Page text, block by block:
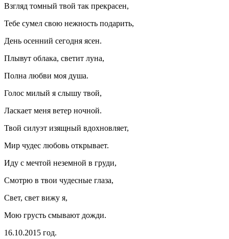
Взгляд томный твой так прекрасен,
Тебе сумел свою нежность подарить,
День осенний сегодня ясен.
Плывут облака, светит луна,
Полна любви моя душа.
Голос милый я слышу твой,
Ласкает меня ветер ночной.
Твой силуэт изящный вдохновляет,
Мир чудес любовь открывает.
Иду с мечтой неземной в груди,
Смотрю в твои чудесные глаза,
Свет, свет вижу я,
Мою грусть смывают дожди.
16.10.2015 год.